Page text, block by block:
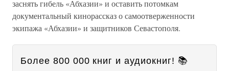
заснять гибель «Абхазии» и оставить потомкам
документальный кинорассказ о самоотверженности
экипажа «Абхазии» и защитников Севастополя.
Более 800 000 книг и аудиокниг! 📚